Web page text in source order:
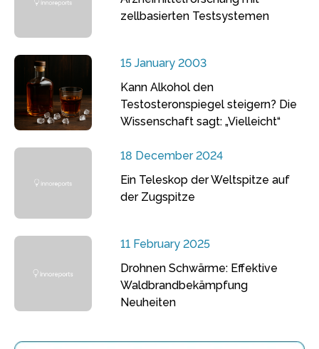
zellbasierten Testsystemen
15 January 2003
Kann Alkohol den
Testosteronspiegel steigern? Die
Wissenschaft sagt: „Vielleicht“
18 December 2024
Ein Teleskop der Weltspitze auf
der Zugspitze
11 February 2025
Drohnen Schwärme: Effektive
Waldbrandbekämpfung
Neuheiten